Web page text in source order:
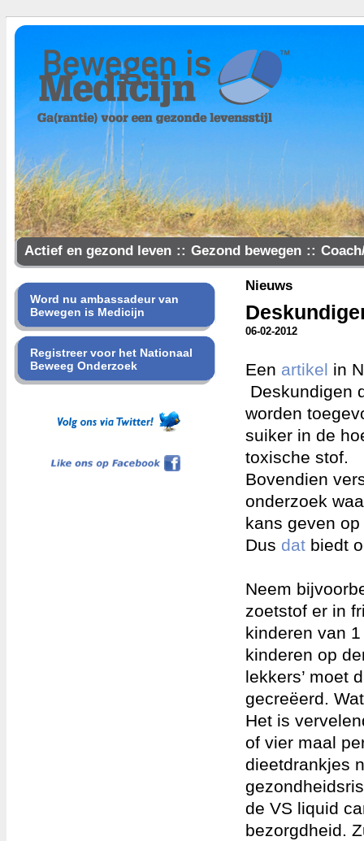
Actief en gezond leven :: Gezond bewegen ::
Samen gezonder
Word nu ambassadeur van
Bewegen is Medicijn
Registreer voor het Nationaal
Beweeg Onderzoek
Nieuws
06-02-2012
Een artikel in
Deskundigen
worden
suiker in de
toxische stof.
Bovendien
onderzoek
kans geven
Dus dat biedt
Neem
zoetstof er in
kinderen van
kinderen op
lekkers’ moet
gecreëerd.
Het is
of vier maal
dieetdrankjes
de VS liquid
bezorgdheid.